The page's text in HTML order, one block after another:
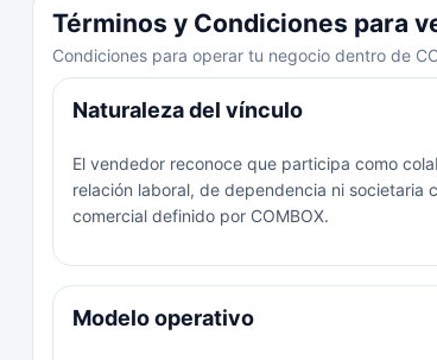
Términos y Condiciones para
Condiciones para operar tu negocio dentro de
Naturaleza del vínculo
El vendedor reconoce que participa como
relación laboral, de dependencia ni societaria
comercial definido por COMBOX.
Modelo operativo